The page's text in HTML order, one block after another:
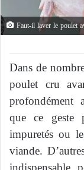
Faut-il laver le poulet
Dans de
poulet cru
profondément
que ce geste
impuretés ou
viande.